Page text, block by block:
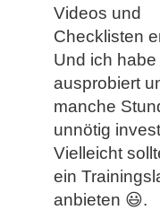
Videos und
Checklisten
Und ich habe
ausprobiert
manche
unnötig
Vielleicht
ein
anbieten 😃.